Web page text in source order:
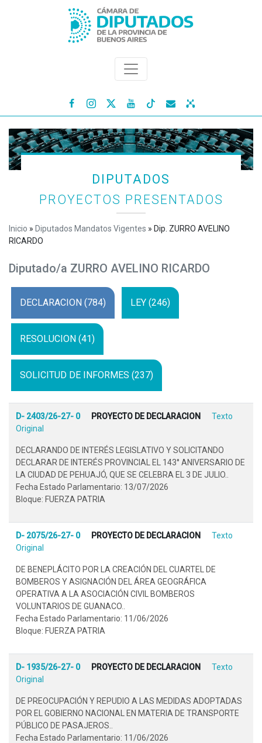
   
DIPUTADOS
PROYECTOS PRESENTADOS
Inicio » Diputados Mandatos Vigentes » Dip. ZURRO AVELINO
RICARDO
Diputado/a ZURRO AVELINO RICARDO
DECLARACION (784) LEY (246)
RESOLUCION (41)
SOLICITUD DE INFORMES (237)
D- 2403/26-27- 0 PROYECTO DE DECLARACION
Texto
Original
DECLARANDO DE INTERÉS LEGISLATIVO Y SOLICITANDO
DECLARAR DE INTERÉS PROVINCIAL EL 143° ANIVERSARIO DE
LA CIUDAD DE PEHUAJÓ, QUE SE CELEBRA EL 3 DE JULIO..
Fecha Estado Parlamentario: 13/07/2026
Bloque: FUERZA PATRIA
D- 2075/26-27- 0 PROYECTO DE DECLARACION
Texto
Original
DE BENEPLÁCITO POR LA CREACIÓN DEL CUARTEL DE
BOMBEROS Y ASIGNACIÓN DEL ÁREA GEOGRÁFICA
OPERATIVA A LA ASOCIACIÓN CIVIL BOMBEROS
VOLUNTARIOS DE GUANACO..
Fecha Estado Parlamentario: 11/06/2026
Bloque: FUERZA PATRIA
D- 1935/26-27- 0 PROYECTO DE DECLARACION
Texto
Original
DE PREOCUPACIÓN Y REPUDIO A LAS MEDIDAS ADOPTADAS
POR EL GOBIERNO NACIONAL EN MATERIA DE TRANSPORTE
PÚBLICO DE PASAJEROS..
Fecha Estado Parlamentario: 11/06/2026